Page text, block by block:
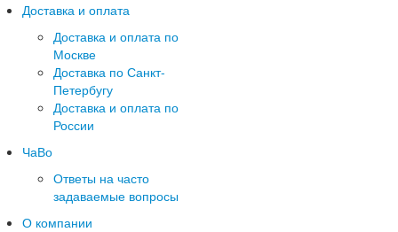
Доставка и оплата
Доставка и оплата по
Москве
Доставка по Санкт-
Петербугу
Доставка и оплата по
России
ЧаВо
Ответы на часто
задаваемые вопросы
О компании